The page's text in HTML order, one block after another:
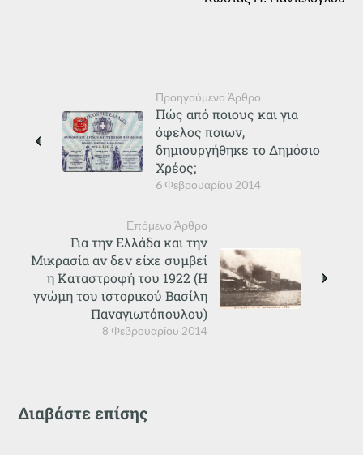
Προηγούμενο Άρθρο
6 Φεβρουαρίου 2014
Πώς από ποιους και για
όφελος ποιων,
δημιουργήθηκε το Δημόσιο
Χρέος;
Επόμενο Άρθρο
8 Φεβρουαρίου 2014
Για την Ελλάδα και την
Μικρασία αν δεν είχε συμβεί
η Καταστροφή του 1922 (Η
γνώμη του ιστορικού Βασίλη
Παναγιωτόπουλου)
Διαβάστε επίσης